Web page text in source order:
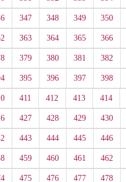
347 348 349 350
363 364 365 366
379 380 381 382
395 396 397 398
411 412 413 414
427 428 429 430
443 444 445 446
459 460 461 462
475 476 477 478